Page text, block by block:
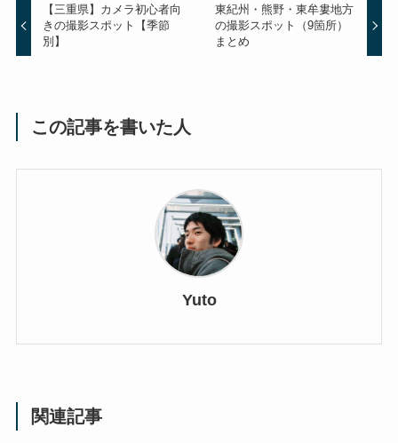
【三重県】カメラ初心者向
きの撮影スポット【季節
別】
東紀州・熊野・東牟婁地方
の撮影スポット（9箇所）
まとめ
この記事を書いた人
Yuto
関連記事